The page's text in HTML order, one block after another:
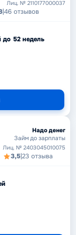
Лиц. № 2110177000037
|46 отзывов
до 52 недель
Надо денег
Займ до зарплаты
Лиц. № 2403045010075
3,5|23 отзыва